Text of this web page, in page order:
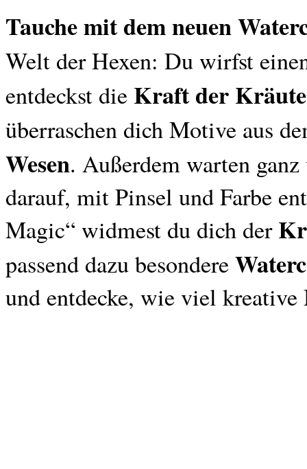
Tauche mit dem neuen
Welt der Hexen: Du wirfst
entdeckst die Kraft der
überraschen dich Motive aus
Wesen. Außerdem warten
darauf, mit Pinsel und Farbe
Magic“ widmest du dich der
passend dazu besondere
und entdecke, wie viel